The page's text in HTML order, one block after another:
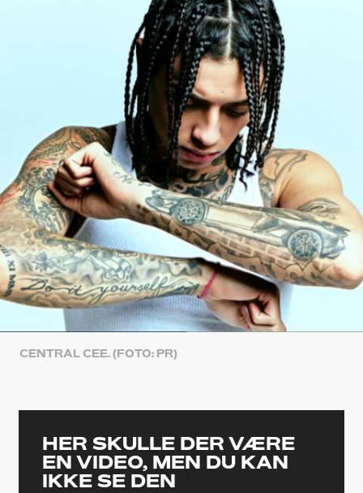
CENTRAL CEE. (FOTO: PR)
HER SKULLE DER VÆRE
EN VIDEO, MEN DU KAN
IKKE SE DEN